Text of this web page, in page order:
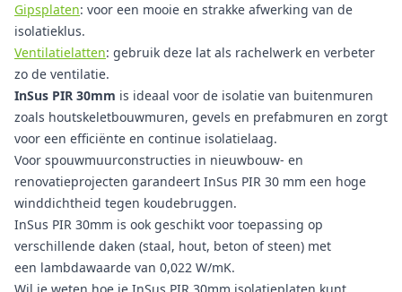
Gipsplaten: voor een mooie en strakke afwerking van de
isolatieklus.
Ventilatielatten: gebruik deze lat als rachelwerk en verbeter
zo de ventilatie.
InSus PIR 30mm is ideaal voor de isolatie van buitenmuren
zoals houtskeletbouwmuren, gevels en prefabmuren en zorgt
voor een efficiënte en continue isolatielaag.
Voor spouwmuurconstructies in nieuwbouw- en
renovatieprojecten garandeert InSus PIR 30 mm een hoge
winddichtheid tegen koudebruggen.
InSus PIR 30mm is ook geschikt voor toepassing op
verschillende daken (staal, hout, beton of steen) met
een lambdawaarde van 0,022 W/mK.